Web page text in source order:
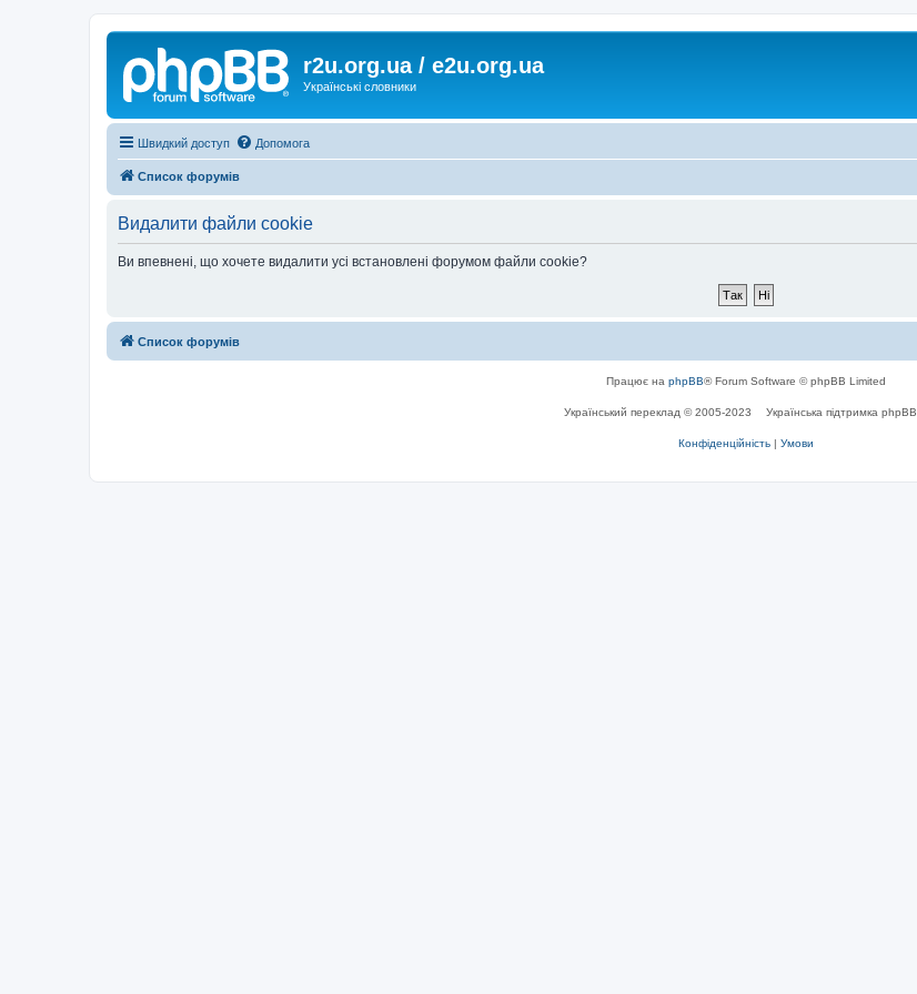
r2u.org.ua / e2u.org.ua
Українські словники
Швидкий доступ Допомога
Список форумів
Видалити файли cookie
Ви впевнені, що хочете видалити усі встановлені форумом файли cookie?
Список форумів
Працює на phpBB® Forum Software © phpBB Limited
Український переклад © 2005-2023 Українська підтримка phpBB
Конфіденційність | Умови